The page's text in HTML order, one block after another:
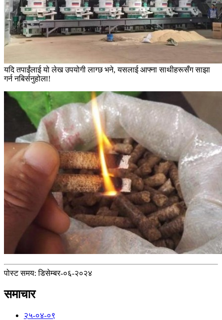
यदि तपाईंलाई यो लेख उपयोगी लाग्छ भने, यसलाई आफ्ना साथीहरूसँग साझा
गर्न नबिर्सनुहोला!
पोस्ट समय: डिसेम्बर-०६-२०२४
समाचार
२५-०४-०९